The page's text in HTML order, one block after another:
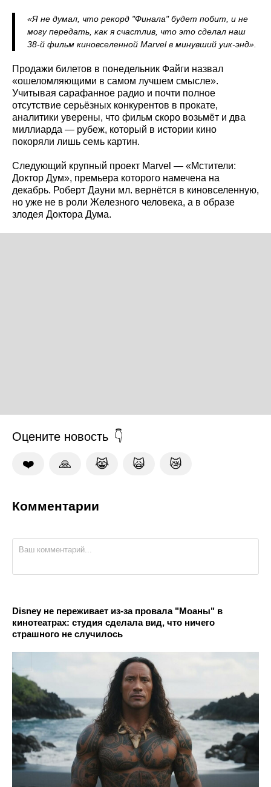
«Я не думал, что рекорд "Финала" будет побит, и не
могу передать, как я счастлив, что это сделал наш
38-й фильм киновселенной Marvel в минувший уик-энд».
Продажи билетов в понедельник Файги назвал
«ошеломляющими в самом лучшем смысле».
Учитывая сарафанное радио и почти полное
отсутствие серьёзных конкурентов в прокате,
аналитики уверены, что фильм скоро возьмёт и два
миллиарда — рубеж, который в истории кино
покоряли лишь семь картин.
Следующий крупный проект Marvel — «Мстители:
Доктор Дум», премьера которого намечена на
декабрь. Роберт Дауни мл. вернётся в киновселенную,
но уже не в роли Железного человека, а в образе
злодея Доктора Дума.
Оцените новость
❤️ 🙏 😹 🙀 😿
Комментарии
Disney не переживает из-за провала "Моаны" в
кинотеатрах: студия сделала вид, что ничего
страшного не случилось